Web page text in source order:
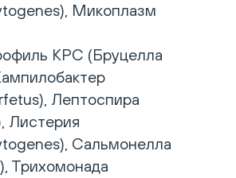
Микоплазм
КРС (Бруцелла
Лептоспира
Листерия
Сальмонелла
Трихомонада